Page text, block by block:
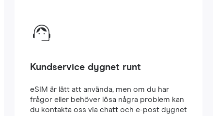
Kundservice dygnet runt
eSIM är lätt att använda, men om du har
frågor eller behöver lösa några problem kan
du kontakta oss via chatt och e-post dygnet